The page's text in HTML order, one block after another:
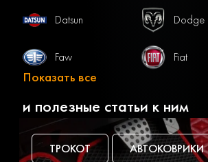
Datsun Dodge
Faw Fiat
Geely Genesis
Показать все
и полезные статьи к ним
ТРОКОТ АВТОКОВРИКИ